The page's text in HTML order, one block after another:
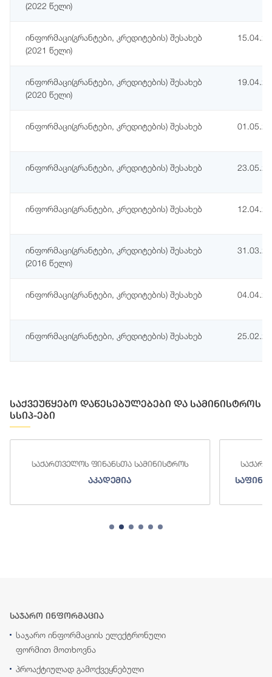
(2022 წელი)
ინფორმაცი(გრანტები, კრედიტების) შესახებ
(2021 წელი)
ინფორმაცი(გრანტები, კრედიტების) შესახებ
(2020 წელი)
ინფორმაცი(გრანტები, კრედიტების) შესახებ
ინფორმაცი(გრანტები, კრედიტების) შესახებ
ინფორმაცი(გრანტები, კრედიტების) შესახებ
ინფორმაცი(გრანტები, კრედიტების) შესახებ
(2016 წელი)
ინფორმაცი(გრანტები, კრედიტების) შესახებ
ინფორმაცი(გრანტები, კრედიტების) შესახებ
საქვეუწყებო დაწესებულებები და სამინისტროს
სსიპ-ები
საქართველოს ფინანსთა სამინისტროს
აკადემია
საჯარო ინფორმაცია
საჯარო ინფორმაციის ელექტრონული
ფორმით მოთხოვნა
პროაქტიულად გამოქვეყნებული